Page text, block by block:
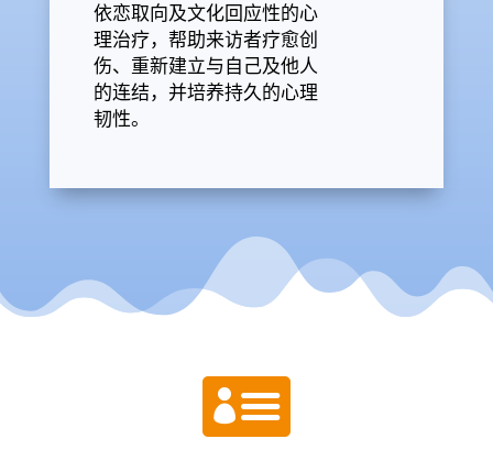
依恋取向及文化回应性的心
理治疗，帮助来访者疗愈创
伤、重新建立与自己及他人
的连结，并培养持久的心理
韧性。
